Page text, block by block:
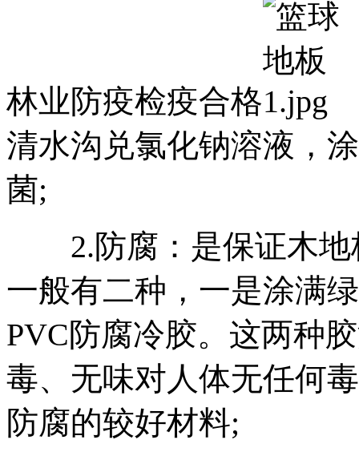
林业防疫检疫合格
清水沟兑氯化钠溶液，
菌;
2.防腐：是保证木地
一般有二种，一是涂满
PVC防腐冷胶。这两种
毒、无味对人体无任何
防腐的较好材料;